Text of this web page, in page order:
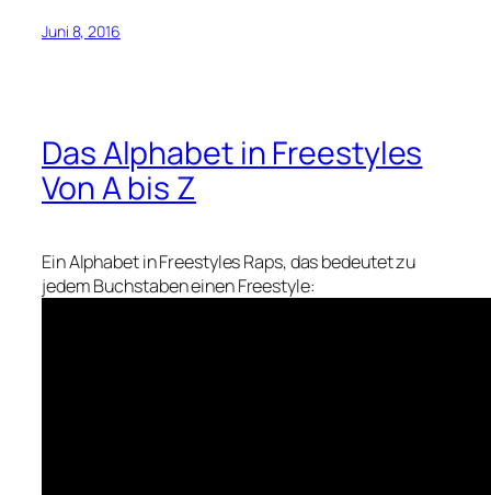
Juni 8, 2016
Das Alphabet in Freestyles
Von A bis Z
Ein Alphabet in Freestyles Raps, das bedeutet zu
jedem Buchstaben einen Freestyle: